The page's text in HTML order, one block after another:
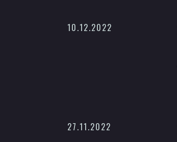
10.12.2022
27.11.2022